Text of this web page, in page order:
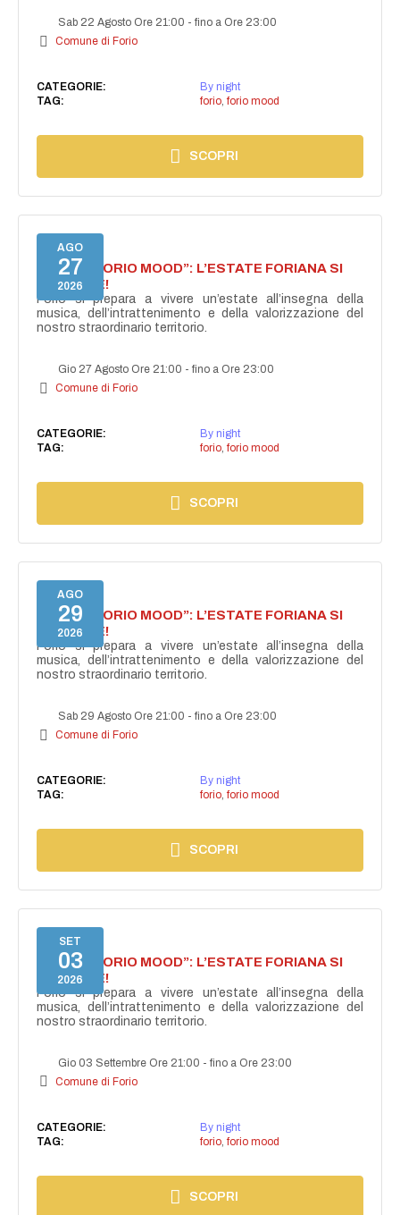
Sab 22 Agosto Ore 21:00 -fino a Ore 23:00
Comune di Forio
CATEGORIE:
By night
TAG:
forio, forio mood
SCOPRI
AGO
27
2026
NASCE “FORIO MOOD”: L’ESTATE FORIANA SI
ACCENDE!
Forio si prepara a vivere un’estate all’insegna della
musica, dell’intrattenimento e della valorizzazione del
nostro straordinario territorio.
Gio 27 Agosto Ore 21:00 -fino a Ore 23:00
Comune di Forio
CATEGORIE:
By night
TAG:
forio, forio mood
SCOPRI
AGO
29
2026
NASCE “FORIO MOOD”: L’ESTATE FORIANA SI
ACCENDE!
Forio si prepara a vivere un’estate all’insegna della
musica, dell’intrattenimento e della valorizzazione del
nostro straordinario territorio.
Sab 29 Agosto Ore 21:00 -fino a Ore 23:00
Comune di Forio
CATEGORIE:
By night
TAG:
forio, forio mood
SCOPRI
SET
03
2026
NASCE “FORIO MOOD”: L’ESTATE FORIANA SI
ACCENDE!
Forio si prepara a vivere un’estate all’insegna della
musica, dell’intrattenimento e della valorizzazione del
nostro straordinario territorio.
Gio 03 Settembre Ore 21:00 -fino a Ore 23:00
Comune di Forio
CATEGORIE:
By night
TAG:
forio, forio mood
SCOPRI